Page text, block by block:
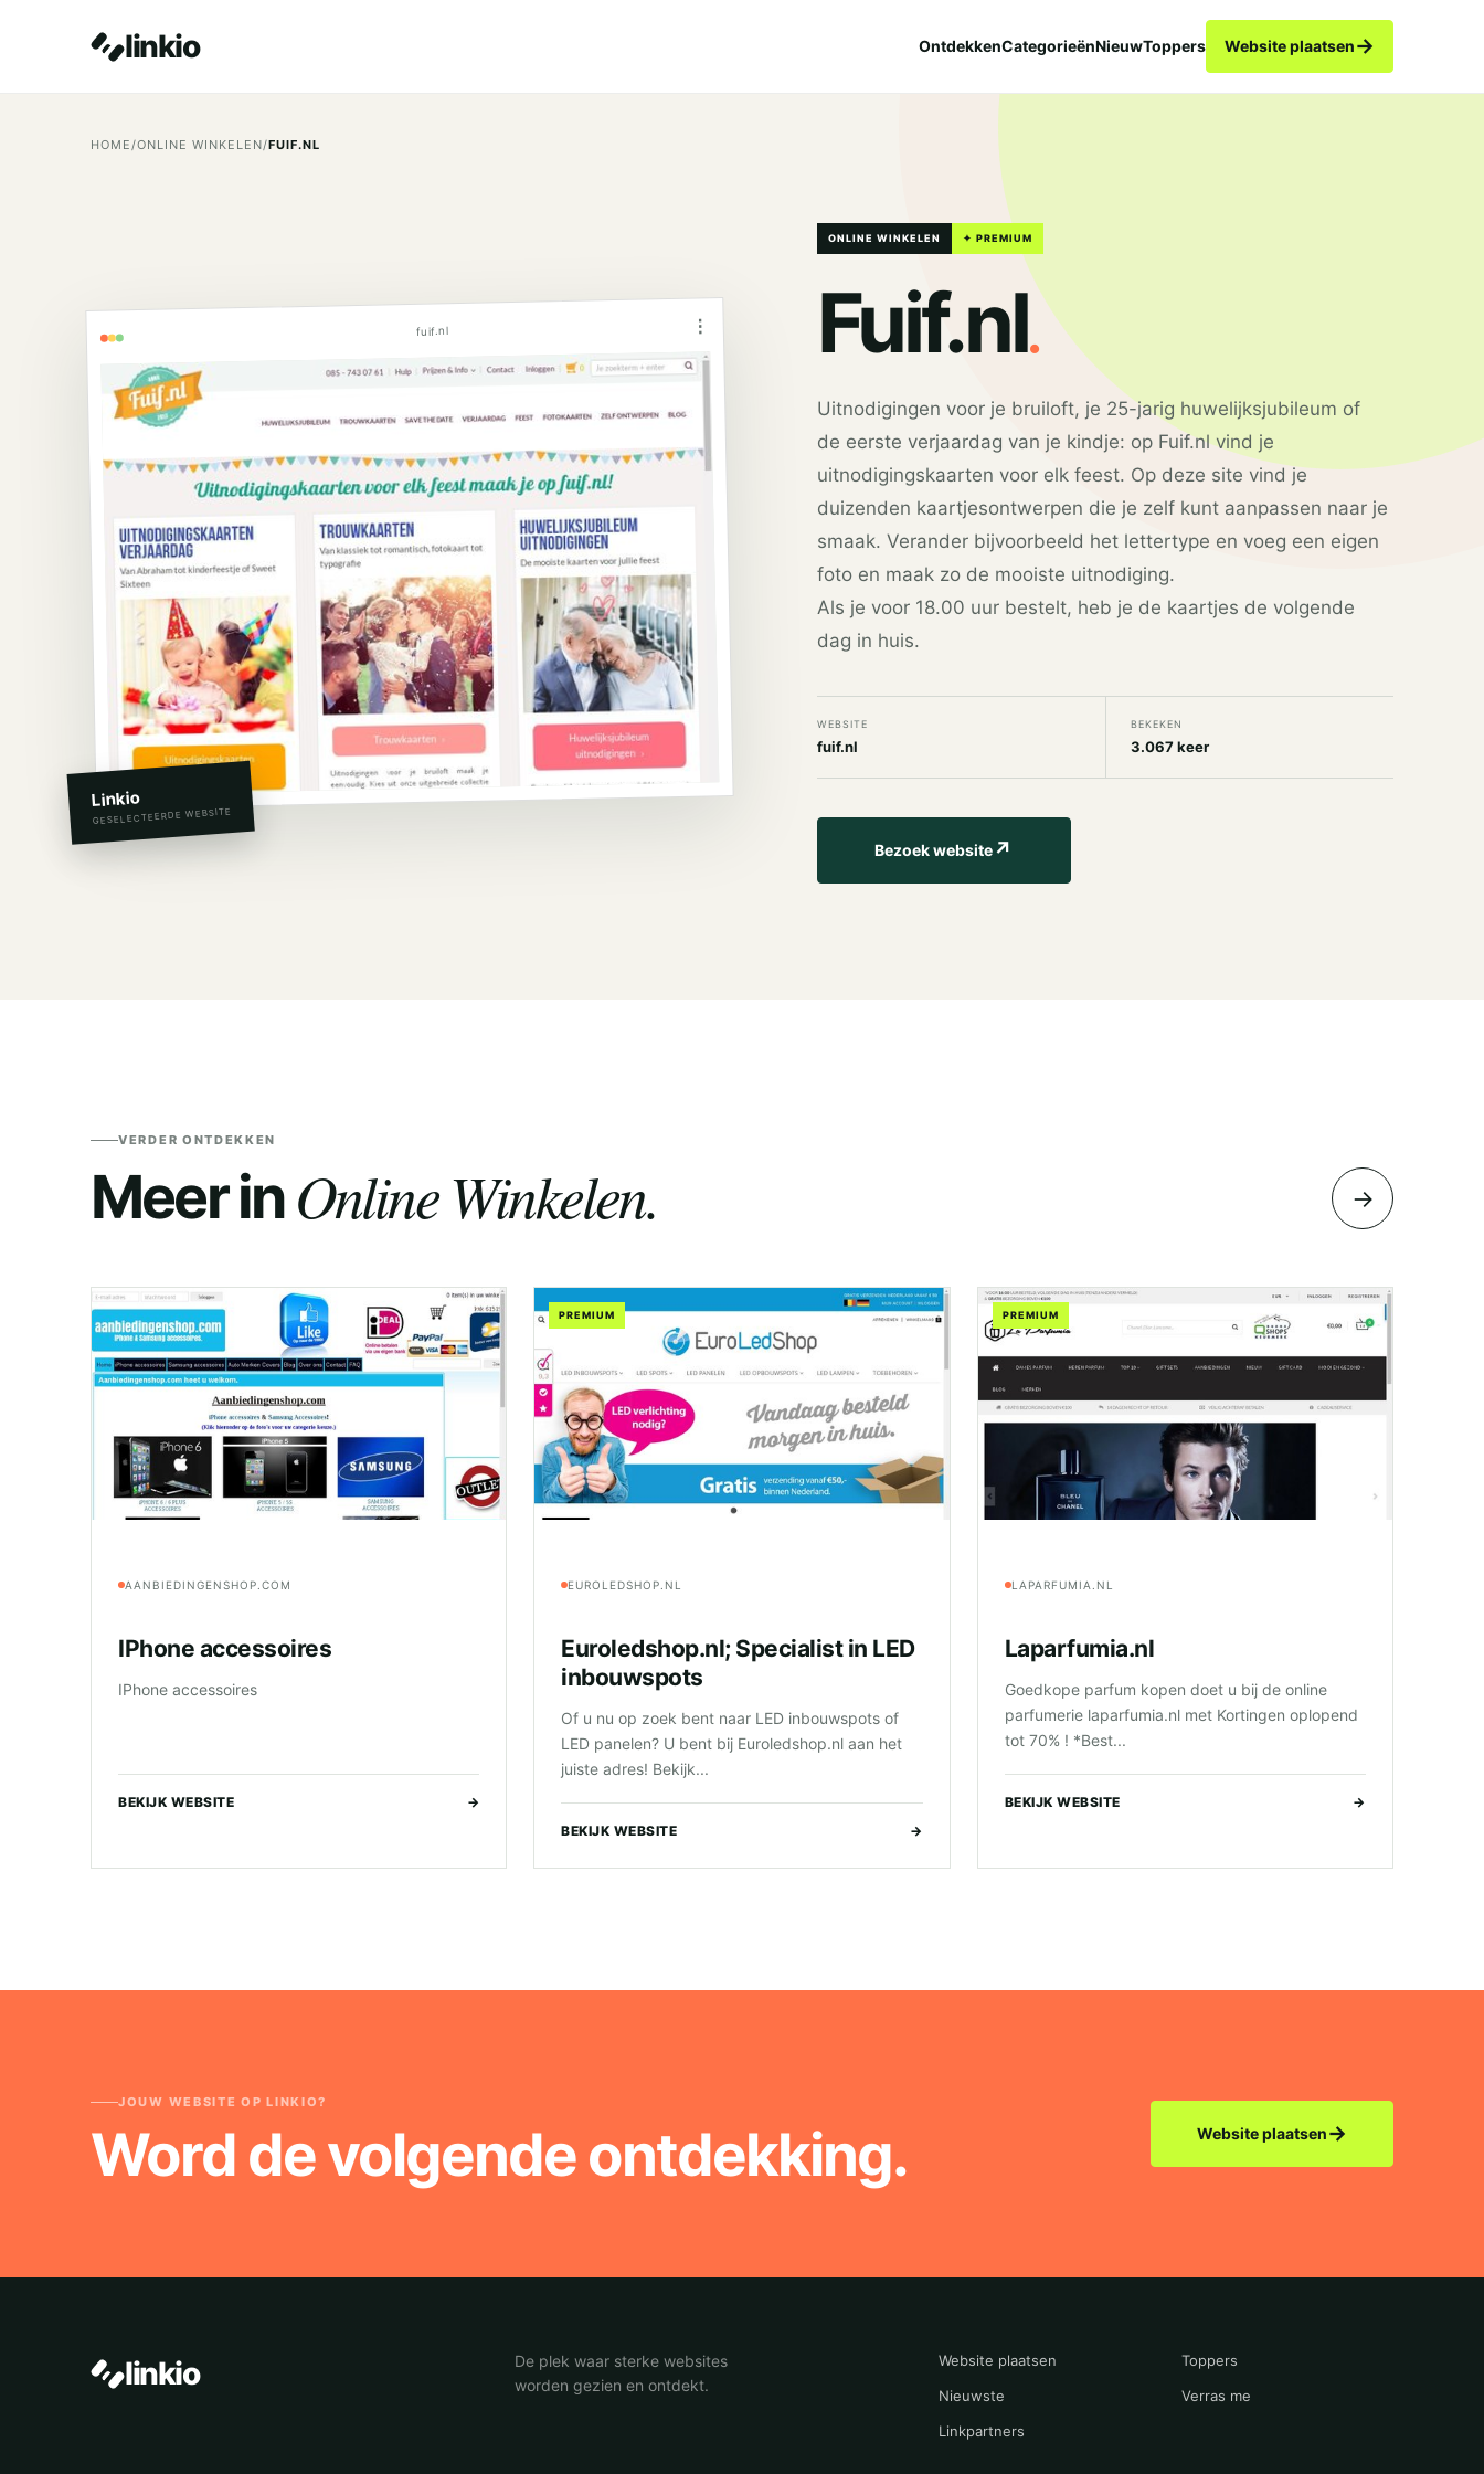
linkio OntdekkenCategorieënNieuwToppers Website plaatsen→
HOME/ONLINE WINKELEN/FUIF.NL
fuif.nl ⋮
Linkio
GESELECTEERDE WEBSITE
ONLINE WINKELEN ✦ PREMIUM
Fuif.nl.
Uitnodigingen voor je bruiloft, je 25-jarig huwelijksjubileum of
de eerste verjaardag van je kindje: op Fuif.nl vind je
uitnodigingskaarten voor elk feest. Op deze site vind je
duizenden kaartjesontwerpen die je zelf kunt aanpassen naar je
smaak. Verander bijvoorbeeld het lettertype en voeg een eigen
foto en maak zo de mooiste uitnodiging.
Als je voor 18.00 uur bestelt, heb je de kaartjes de volgende
dag in huis.
WEBSITE
fuif.nl
BEKEKEN
3.067 keer
Bezoek website↗
VERDER ONTDEKKEN
Meer inOnline Winkelen. →
AANBIEDINGENSHOP.COM
IPhone accessoires
IPhone accessoires
BEKIJK WEBSITE →
PREMIUM
EUROLEDSHOP.NL
Euroledshop.nl; Specialist in LED
inbouwspots
Of u nu op zoek bent naar LED inbouwspots of
LED panelen? U bent bij Euroledshop.nl aan het
juiste adres! Bekijk...
BEKIJK WEBSITE →
PREMIUM
LAPARFUMIA.NL
Laparfumia.nl
Goedkope parfum kopen doet u bij de online
parfumerie laparfumia.nl met Kortingen oplopend
tot 70% ! *Best...
BEKIJK WEBSITE →
JOUW WEBSITE OP LINKIO?
Word de volgende ontdekking. Website plaatsen→
linkio
De plek waar sterke websites
worden gezien en ontdekt.
Website plaatsen
Toppers
Nieuwste
Verras me
Linkpartners